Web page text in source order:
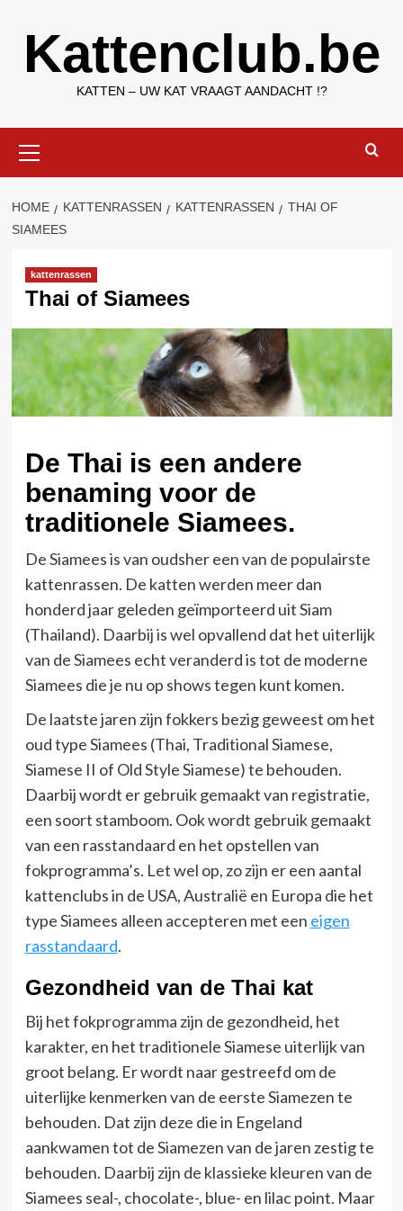
inhoudKattenclub.be
KATTEN – UW KAT VRAAGT AANDACHT !?
menu
HOME KATTENRASSEN KATTENRASSEN
THAI OF
SIAMEES
kattenrassen
Thai of Siamees
De Thai is een andere
benaming voor de
traditionele Siamees.
De Siamees is van oudsher een van de populairste
kattenrassen. De katten werden meer dan
honderd jaar geleden geïmporteerd uit Siam
(Thailand). Daarbij is wel opvallend dat het uiterlijk
van de Siamees echt veranderd is tot de moderne
Siamees die je nu op shows tegen kunt komen.
De laatste jaren zijn fokkers bezig geweest om het
oud type Siamees (Thai, Traditional Siamese,
Siamese II of Old Style Siamese) te behouden.
Daarbij wordt er gebruik gemaakt van registratie,
een soort stamboom. Ook wordt gebruik gemaakt
van een rasstandaard en het opstellen van
fokprogramma’s. Let wel op, zo zijn er een aantal
kattenclubs in de USA, Australië en Europa die het
type Siamees alleen accepteren met een eigen
rasstandaard.
Gezondheid van de Thai kat
Bij het fokprogramma zijn de gezondheid, het
karakter, en het traditionele Siamese uiterlijk van
groot belang. Er wordt naar gestreefd om de
uiterlijke kenmerken van de eerste Siamezen te
behouden. Dat zijn deze die in Engeland
aankwamen tot de Siamezen van de jaren zestig te
behouden. Daarbij zijn de klassieke kleuren van de
Siamees seal-, chocolate-, blue- en lilac point. Maar